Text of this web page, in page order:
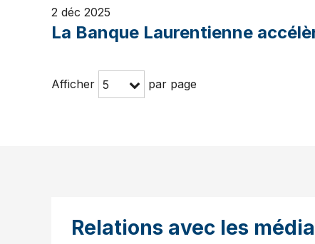
2 déc 2025
La Banque Laurentienne
Afficher 5 par page
Relations avec les